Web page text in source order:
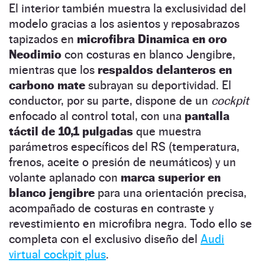
El interior también muestra la exclusividad del
modelo gracias a los asientos y reposabrazos
tapizados en microfibra Dinamica en oro
Neodimio con costuras en blanco Jengibre,
mientras que los respaldos delanteros en
carbono mate subrayan su deportividad. El
conductor, por su parte, dispone de un cockpit
enfocado al control total, con una pantalla
táctil de 10,1 pulgadas que muestra
parámetros específicos del RS (temperatura,
frenos, aceite o presión de neumáticos) y un
volante aplanado con marca superior en
blanco jengibre para una orientación precisa,
acompañado de costuras en contraste y
revestimiento en microfibra negra. Todo ello se
completa con el exclusivo diseño del Audi
virtual cockpit plus.